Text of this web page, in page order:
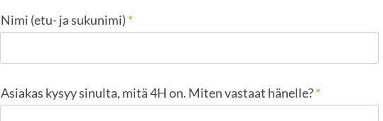
Nimi (etu- ja sukunimi) *
Asiakas kysyy sinulta, mitä 4H on. Miten vastaat hänelle?*